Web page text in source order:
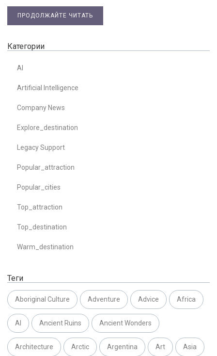
ПРОДОЛЖАЙТЕ ЧИТАТЬ
Категории
AI
Artificial Intelligence
Company News
Explore_destination
Legacy Support
Popular_attraction
Popular_cities
Top_attraction
Top_destination
Warm_destination
Теги
Aboriginal Culture Adventure Advice Africa
AI Ancient Ruins Ancient Wonders
Architecture Arctic Argentina Art Asia